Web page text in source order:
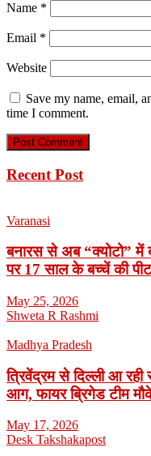
Name *
Email *
Website
Save my name, email,
time I comment.
Recent Post
Varanasi
बनारस से अब “क्योटो” में
पर 17 साल के बच्चें की
May 25, 2026
Shweta R Rashmi
Madhya Pradesh
त्रिवेंद्रम से दिल्ली आ
आग, फायर ब्रिगेड टीम
May 17, 2026
Desk Takshakapost